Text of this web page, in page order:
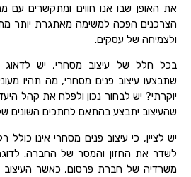
את האופן שבו אנו חווים ומתקשרים
הצרכנים הפכה למשימה מאתגרת יותר
ולצמיחה של עסקים.
בכל חלל של עיצוב מסחרי, יש לדאוג
שתבצעו עיצוב פנים מסחרי, מה תהיו
יוקרתי? יש לבחור נכון ולפלח את קהל
שהעיצוב יתבצע בהתאם לחתכים השונים
יש לציין, כי עיצוב פנים מסחרי אינו
לשדר את החזון והמסר של החברה.
משרדיה של חברת פרסום, כאשר העיצוב